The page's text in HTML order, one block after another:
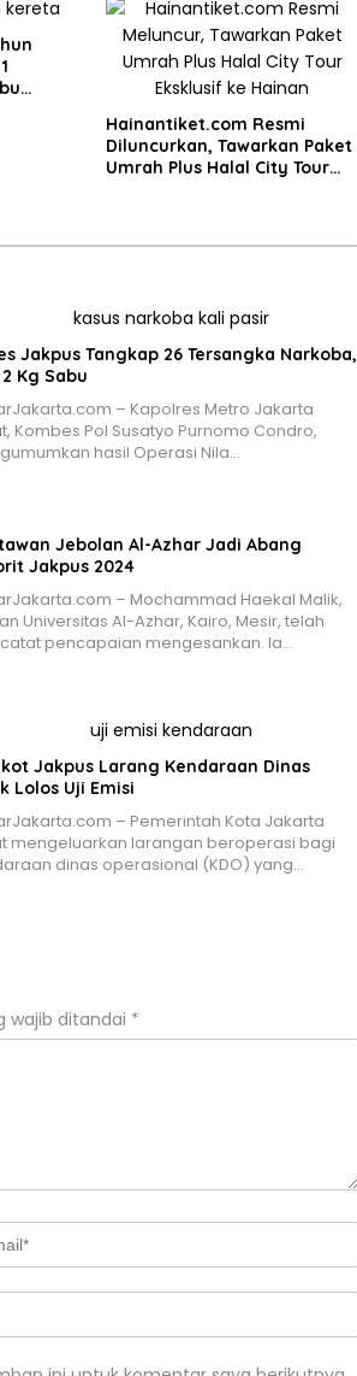
Hainantiket.com Resmi
Diluncurkan, Tawarkan Paket
Umrah Plus Halal City Tour
Jakpus Tangkap 26 Tersangka Narkoba,
Kg Sabu
– Kapolres Metro Jakarta
Kombes Pol Susatyo Purnomo Condro,
hasil Operasi Nila…
Jebolan Al-Azhar Jadi Abang
Jakpus 2024
– Mochammad Haekal Malik,
Universitas Al-Azhar, Kairo, Mesir, telah
pencapaian mengesankan. Ia…
Jakpus Larang Kendaraan Dinas
Lolos Uji Emisi
– Pemerintah Kota Jakarta
mengeluarkan larangan beroperasi bagi
dinas operasional (KDO) yang…
wajib ditandai *